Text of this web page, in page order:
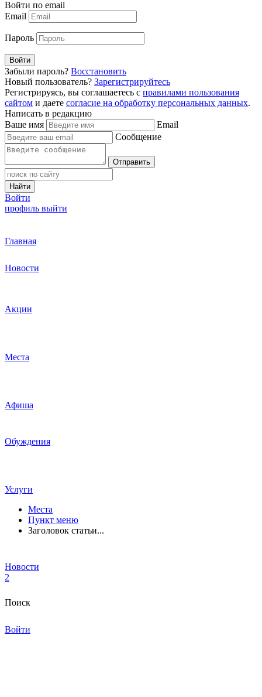
Войти по email
Email
Пароль
Войти
Забыли пароль? Восстановить
Новый пользователь? Зарегистрируйтесь
Регистрируясь, вы соглашаетесь с правилами пользования
сайтом и даете согласие на обработку персональных данных.
Написать в редакцию
Ваше имя
Email
Сообщение
Отправить
Найти
Войти
профиль выйти
Главная
Новости
Акции
Места
Афиша
Обуждения
Услуги
Места
Пункт меню
Заголовок статьи...
Новости
2
Поиск
Войти